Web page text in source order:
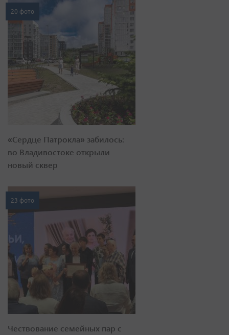
20 фото
«Сердце Патрокла» забилось:
во Владивостоке открыли
новый сквер
23 фото
Чествование семейных пар с